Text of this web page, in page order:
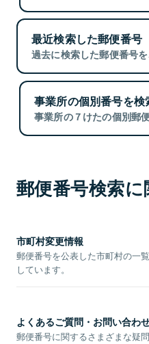
最近検索した郵便番号
過去に検索した郵便番号を
事業所の個別番号を検
事業所の７けたの個別郵
郵便番号検索
市町村変更情報
郵便番号を公表した市町村の一
しています。
よくあるご質問・お問い合わ
郵便番号に関するさまざまな疑